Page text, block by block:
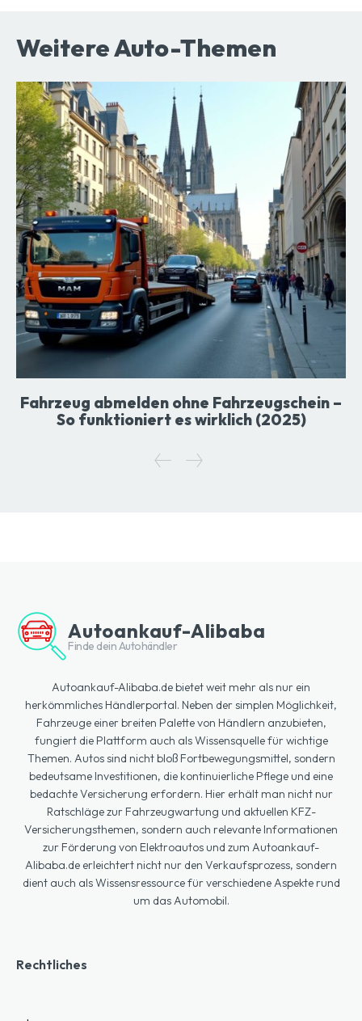
Weitere Auto-Themen
Fahrzeug abmelden ohne Fahrzeugschein –
So funktioniert es wirklich (2025)
Autoankauf-Alibaba
Finde dein Autohändler
Autoankauf-Alibaba.de bietet weit mehr als nur ein
herkömmliches Händlerportal. Neben der simplen Möglichkeit,
Fahrzeuge einer breiten Palette von Händlern anzubieten,
fungiert die Plattform auch als Wissensquelle für wichtige
Themen. Autos sind nicht bloß Fortbewegungsmittel, sondern
bedeutsame Investitionen, die kontinuierliche Pflege und eine
bedachte Versicherung erfordern. Hier erhält man nicht nur
Ratschläge zur Fahrzeugwartung und aktuellen KFZ-
Versicherungsthemen, sondern auch relevante Informationen
zur Förderung von Elektroautos und zum Autoankauf-
Alibaba.de erleichtert nicht nur den Verkaufsprozess, sondern
dient auch als Wissensressource für verschiedene Aspekte rund
um das Automobil.
Rechtliches